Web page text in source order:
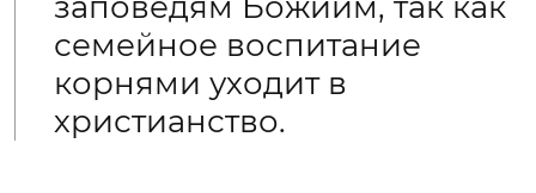
семейное воспитание
корнями уходит в
христианство.